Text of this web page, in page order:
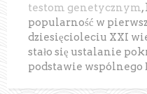
testom genetycznym
popularność w
dziesięcioleciu XXI
stało się ustalanie
podstawie wspólnego